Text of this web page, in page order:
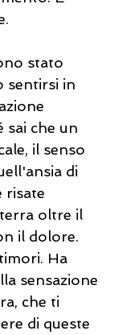
stato
sentirsi in
sai che un
il senso
di
risate
oltre il
il dolore.
Ha
sensazione
che ti
di queste